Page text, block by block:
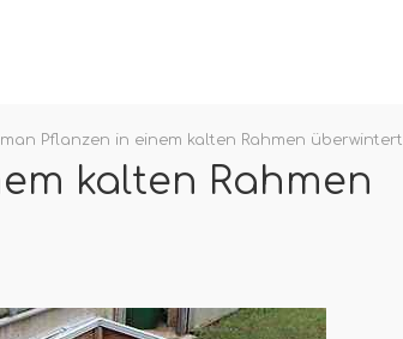
man Pflanzen in einem kalten Rahmen überwintert
kalten Rahmen